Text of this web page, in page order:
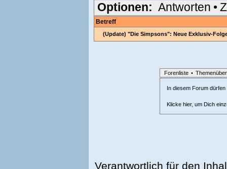
Optionen: Antworten •
Betreff
(Update) "Die Simpsons": Neue Exklusiv-
Forenliste •
In diesem Forum
Klicke hier, um Dich
Verantwortlich für den